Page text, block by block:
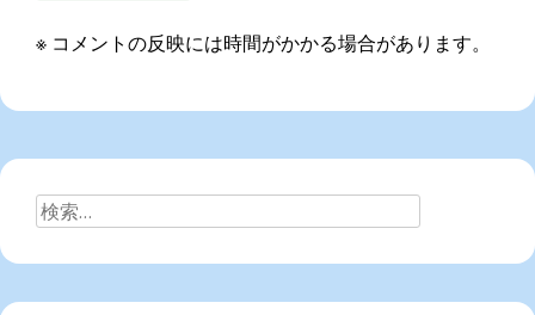
※ コメントの反映には時間がかかる場合があります。
検
索: